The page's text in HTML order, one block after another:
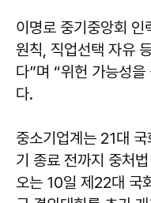
이명로 중기중앙회 인
원칙, 직업선택 자유
다”며 “위헌 가능성
다.
중소기업계는 21대
기 종료 전까지 중처
오는 10일 제22대 국